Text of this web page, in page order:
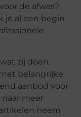
de afwas?
je al een begin
zij doen.
belangrijke
aanbod voor
naar meer
neem